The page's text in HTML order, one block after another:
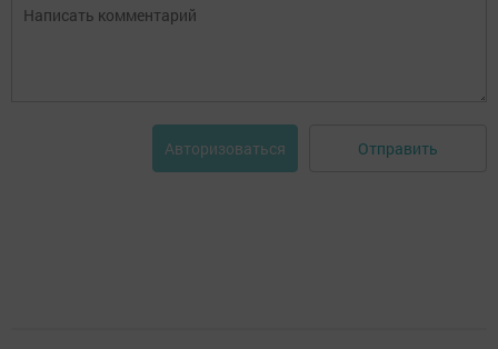
Авторизоваться Отправить